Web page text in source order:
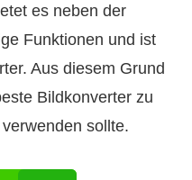
es neben der
Funktionen und ist
Aus diesem Grund
Bildkonverter zu
sollte.